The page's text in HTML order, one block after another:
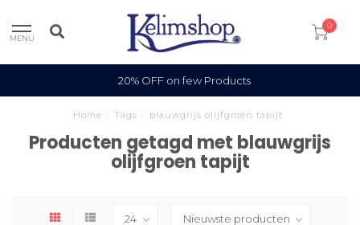
MENU
0
20% OFF on few Products
Home Tags blauwgrijs olijfgroen tapijt
Producten getagd met blauwgrijs
olijfgroen tapijt